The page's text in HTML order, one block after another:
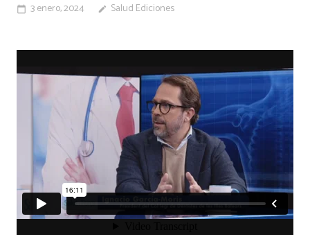
calendar_today 3 enero, 2024 edit Salud Ediciones